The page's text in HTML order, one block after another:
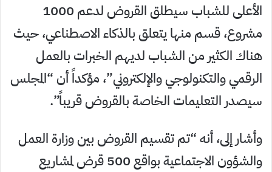
الأعلى للشباب سيطلق القروض لدعم 1000
مشروع، قسم منها يتعلق بالذكاء الاصطناعي، حيث
هناك الكثير من الشباب لديهم الخبرات بالعمل
الرقمي والتكنولوجي والإلكتروني”، مؤكداً أن “المجلس
سيصدر التعليمات الخاصة بالقروض قريباً”.
وأشار إلى، أنه “تم تقسيم القروض بين وزارة العمل
والشؤون الاجتماعية بواقع 500 قرض لمشاريع